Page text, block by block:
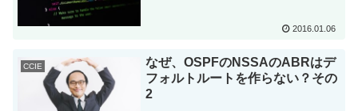
2016.01.06
CCIE
なぜ、OSPFのNSSAのABRはデ
フォルトルートを作らない？その
2